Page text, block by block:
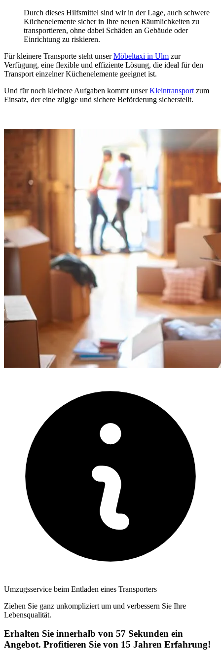
Durch dieses Hilfsmittel sind wir in der Lage, auch schwere
Küchenelemente sicher in Ihre neuen Räumlichkeiten zu
transportieren, ohne dabei Schäden an Gebäude oder
Einrichtung zu riskieren.
Für kleinere Transporte steht unserMöbeltaxi in Ulm zur
Verfügung, eine flexible und effiziente Lösung, die ideal für den
Transport einzelner Küchenelemente geeignet ist.
Und für noch kleinere Aufgaben kommt unserKleintransport zum
Einsatz, der eine zügige und sichere Beförderung sicherstellt.
Umzugsservice beim Entladen eines Transporters
Ziehen Sie ganz unkompliziert um und verbessern Sie Ihre
Lebensqualität.
Erhalten Sie innerhalb von 57 Sekunden ein
Angebot. Profitieren Sie von 15 Jahren Erfahrung!